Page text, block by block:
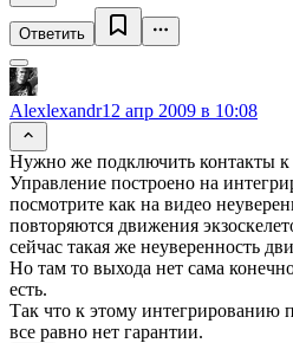
Ответить
Alexlexandr12 апр 2009 в 10:08
Нужно же подключить контакты к
Управление построено на
посмотрите как на видео
повторяются движения
сейчас такая же неуверенность
Но там то выхода нет сама
есть.
Так что к этому интегрированию
все равно нет гарантии.